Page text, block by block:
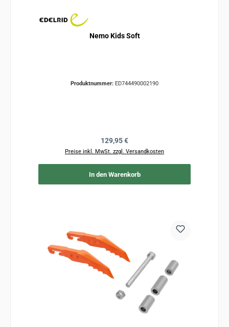
Nemo Kids Soft
Produktnummer: ED744490002190
Regulärer Preis:
129,95 €
Preise inkl. MwSt. zzgl. Versandkosten
In den Warenkorb